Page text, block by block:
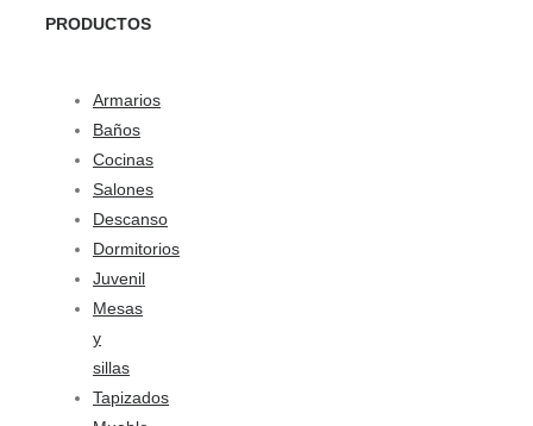
PRODUCTOS
Armarios
Baños
Cocinas
Salones
Descanso
Dormitorios
Juvenil
Mesas
y
sillas
Tapizados